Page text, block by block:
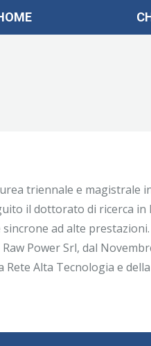
triennale e magistrale
il dottorato di ricerca
ad alte prestazioni.
Power Srl, dal
Rete Alta Tecnologia e